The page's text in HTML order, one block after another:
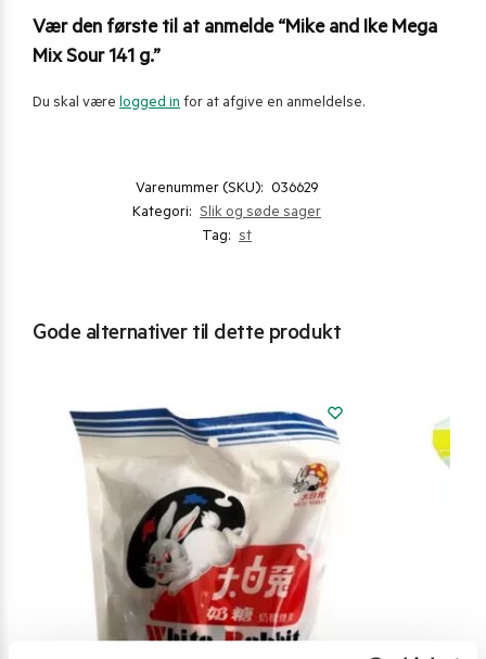
Vær den første til at anmelde “Mike and Ike Mega
Mix Sour 141 g.”
Du skal være logged in for at afgive en anmeldelse.
Varenummer (SKU): 036629
Kategori: Slik og søde sager
Tag: st
Gode alternativer til dette produkt